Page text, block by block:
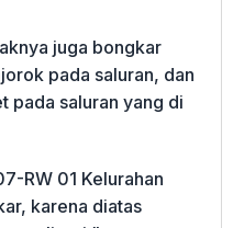
juga bongkar
pada saluran, dan
pada saluran yang di
RW 01 Kelurahan
karena diatas